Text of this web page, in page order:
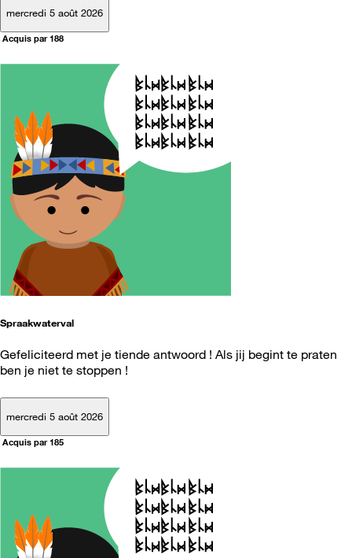
mercredi 5 août 2026
Acquis par 188
Spraakwaterval
Gefeliciteerd met je tiende antwoord ! Als jij begint te praten
ben je niet te stoppen !
mercredi 5 août 2026
Acquis par 185